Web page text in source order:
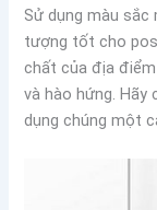
Sử dụng màu
tượng tốt cho
chất của địa
và hào hứng.
dụng chúng một